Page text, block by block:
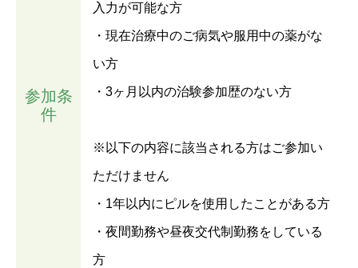
参加条
件
入力が可能な方
・現在治療中のご病気や服用中の薬がな
い方
・3ヶ月以内の治験参加歴のない方
※以下の内容に該当される方はご参加い
ただけません
・1年以内にピルを使用したことがある方
・夜間勤務や昼夜交代制勤務をしている
方